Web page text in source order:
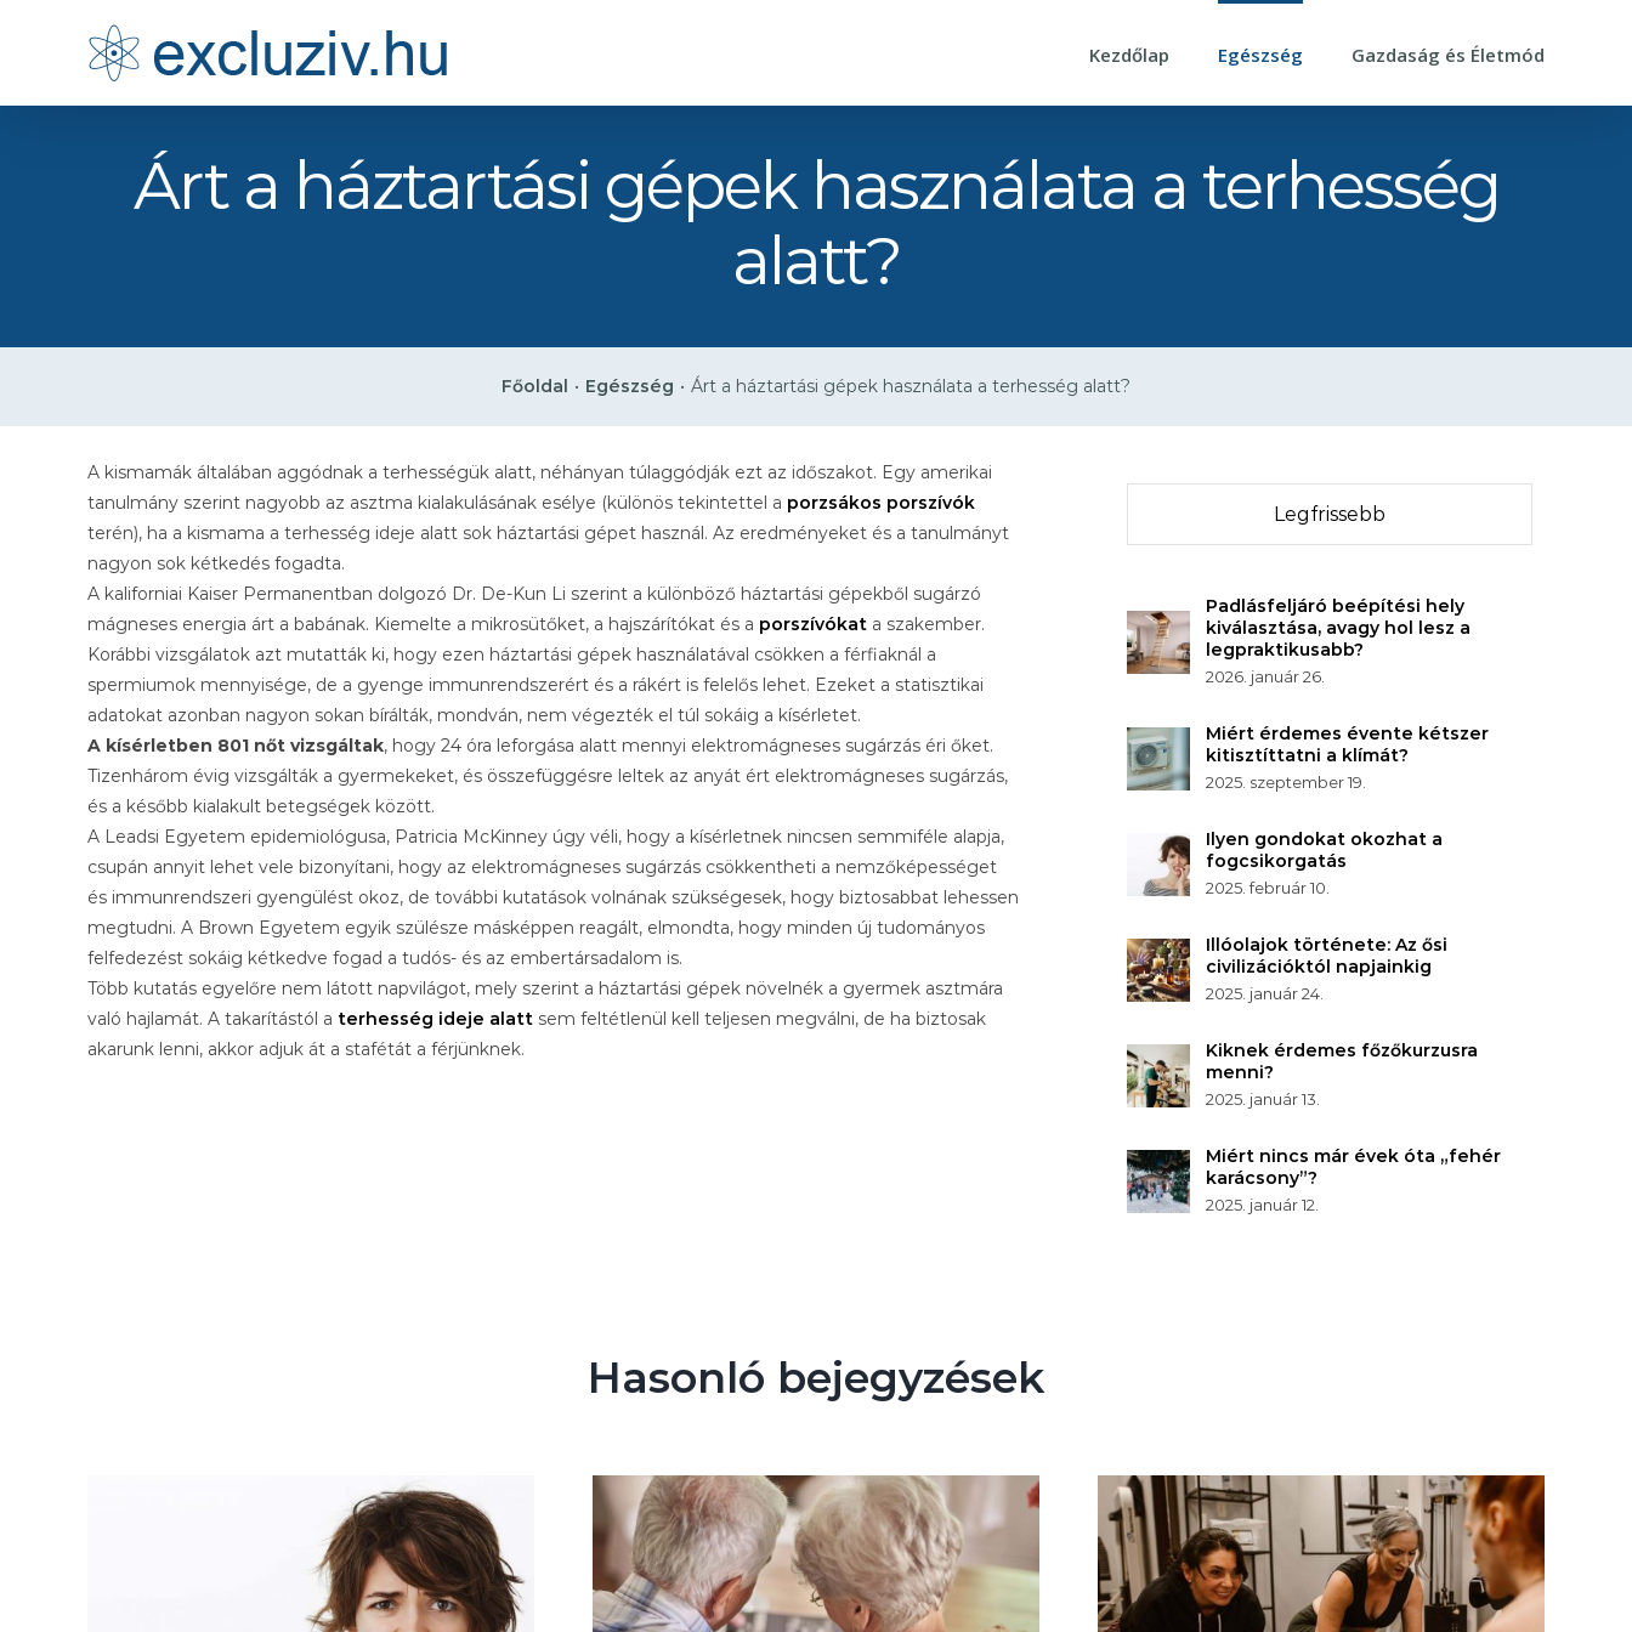
Kezdőlap Egészség Gazdaság és Életmód
Árt a háztartási gépek használata a terhesség
alatt?
Főoldal • Egészség • Árt a háztartási gépek használata a terhesség alatt?
A kismamák általában aggódnak a terhességük alatt, néhányan túlaggódják ezt az időszakot. Egy amerikai
tanulmány szerint nagyobb az asztma kialakulásának esélye (különös tekintettel a porzsákos porszívók
terén), ha a kismama a terhesség ideje alatt sok háztartási gépet használ. Az eredményeket és a tanulmányt
nagyon sok kétkedés fogadta.
A kaliforniai Kaiser Permanentban dolgozó Dr. De-Kun Li szerint a különböző háztartási gépekből sugárzó
mágneses energia árt a babának. Kiemelte a mikrosütőket, a hajszárítókat és a porszívókat a szakember.
Korábbi vizsgálatok azt mutatták ki, hogy ezen háztartási gépek használatával csökken a férfiaknál a
spermiumok mennyisége, de a gyenge immunrendszerért és a rákért is felelős lehet. Ezeket a statisztikai
adatokat azonban nagyon sokan bírálták, mondván, nem végezték el túl sokáig a kísérletet.
A kísérletben 801 nőt vizsgáltak, hogy 24 óra leforgása alatt mennyi elektromágneses sugárzás éri őket.
Tizenhárom évig vizsgálták a gyermekeket, és összefüggésre leltek az anyát ért elektromágneses sugárzás,
és a később kialakult betegségek között.
A Leadsi Egyetem epidemiológusa, Patricia McKinney úgy véli, hogy a kísérletnek nincsen semmiféle alapja,
csupán annyit lehet vele bizonyítani, hogy az elektromágneses sugárzás csökkentheti a nemzőképességet
és immunrendszeri gyengülést okoz, de további kutatások volnának szükségesek, hogy biztosabbat lehessen
megtudni. A Brown Egyetem egyik szülésze másképpen reagált, elmondta, hogy minden új tudományos
felfedezést sokáig kétkedve fogad a tudós- és az embertársadalom is.
Több kutatás egyelőre nem látott napvilágot, mely szerint a háztartási gépek növelnék a gyermek asztmára
való hajlamát. A takarítástól a terhesség ideje alatt sem feltétlenül kell teljesen megválni, de ha biztosak
akarunk lenni, akkor adjuk át a stafétát a férjünknek.
Legfrissebb
Padlásfeljáró beépítési hely
kiválasztása, avagy hol lesz a
legpraktikusabb?
2026. január 26.
Miért érdemes évente kétszer
kitisztíttatni a klímát?
2025. szeptember 19.
Ilyen gondokat okozhat a
fogcsikorgatás
2025. február 10.
Illóolajok története: Az ősi
civilizációktól napjainkig
2025. január 24.
Kiknek érdemes főzőkurzusra
menni?
2025. január 13.
Miért nincs már évek óta „fehér
karácsony”?
2025. január 12.
Hasonló bejegyzések